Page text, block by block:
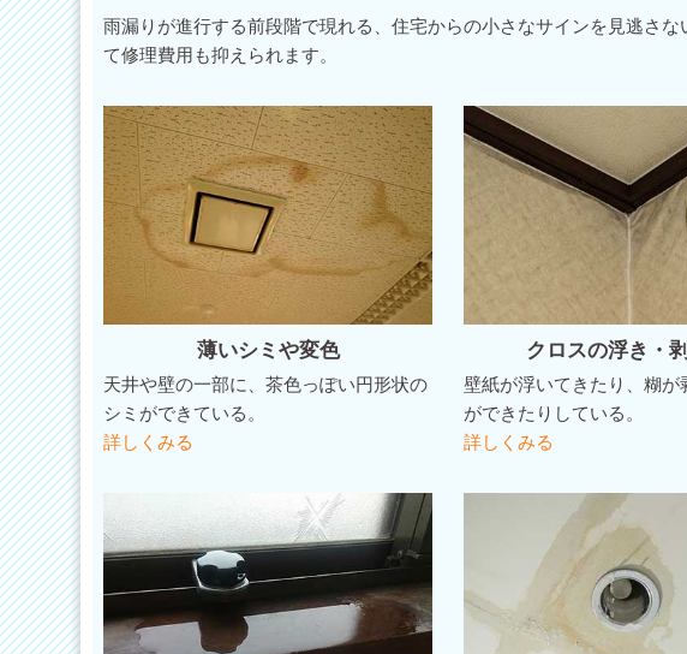
雨漏りが進行する前段階で現れる、住宅からの小さなサインを見逃さ
て修理費用も抑えられます。
薄いシミや変色
天井や壁の一部に、茶色っぽい円形状の
シミができている。
詳しくみる
クロスの浮き・
壁紙が浮いてきたり、糊が
ができたりしている。
詳しくみる